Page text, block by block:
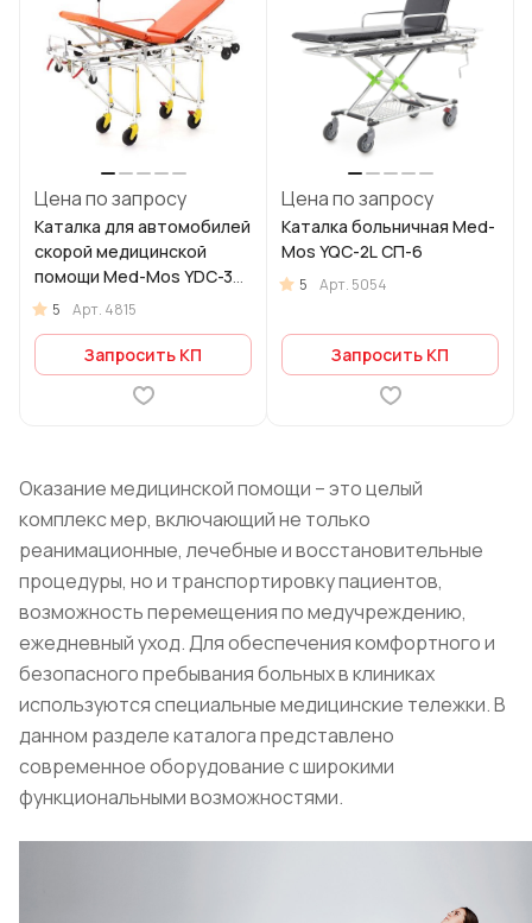
Цена по запросу
Каталка для автомобилей
скорой медицинской
помощи Med-Mos YDC-3A
со съемными носилками
5 Арт. 4815
Запросить КП
Цена по запросу
Каталка больничная Med-
Mos YQC-2L СП-6
5 Арт. 5054
Запросить КП
Оказание медицинской помощи – это целый
комплекс мер, включающий не только
реанимационные, лечебные и восстановительные
процедуры, но и транспортировку пациентов,
возможность перемещения по медучреждению,
ежедневный уход. Для обеспечения комфортного и
безопасного пребывания больных в клиниках
используются специальные медицинские тележки. В
данном разделе каталога представлено
современное оборудование с широкими
функциональными возможностями.